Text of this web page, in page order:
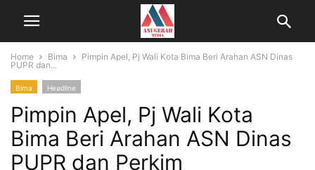
Home Bima
Pimpin Apel, Pj Wali Kota Bima Beri Arahan ASN Dinas
PUPR dan...
Bima Headline
Pimpin Apel, Pj Wali Kota
Bima Beri Arahan ASN Dinas
PUPR dan Perkim